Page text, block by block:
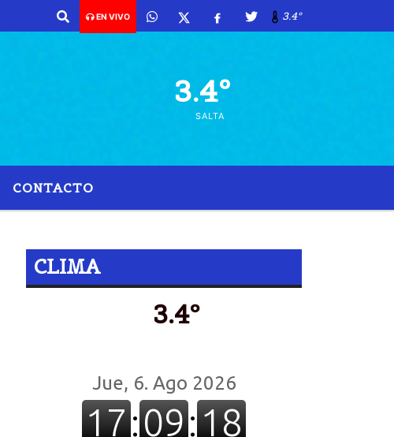
EN VIVO 3.4º
3.4º
SALTA
CONTACTO
CLIMA
3.4º